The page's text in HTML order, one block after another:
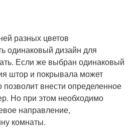
разных цветов
одинаковый дизайн для
Если же выбран одинаковый
штор и покрывала может
позволит внести определенное
Но при этом необходимо
направление,
комнаты.